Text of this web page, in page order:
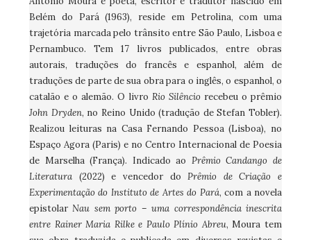
Belém do Pará (1963), reside em Petrolina, com uma
trajetória marcada pelo trânsito entre São Paulo, Lisboa e
Pernambuco. Tem 17 livros publicados, entre obras
autorais, traduções do francês e espanhol, além de
traduções de parte de sua obra para o inglês, o espanhol, o
catalão e o alemão. O livro Rio Silênciorecebeu o prêmio
John Dryden, no Reino Unido (tradução de Stefan Tobler).
Realizou leituras na Casa Fernando Pessoa (Lisboa), no
Espaço Agora (Paris) e no Centro Internacional de Poesia
de Marselha (França). Indicado ao Prêmio Candango de
Literatura (2022) e vencedor doPrêmio de Criação e
Experimentação do Instituto de Artes do Pará, com a novela
epistolarNau sem porto – uma correspondência inescrita
entre Rainer Maria Rilke e Paulo Plínio Abreu, Moura tem